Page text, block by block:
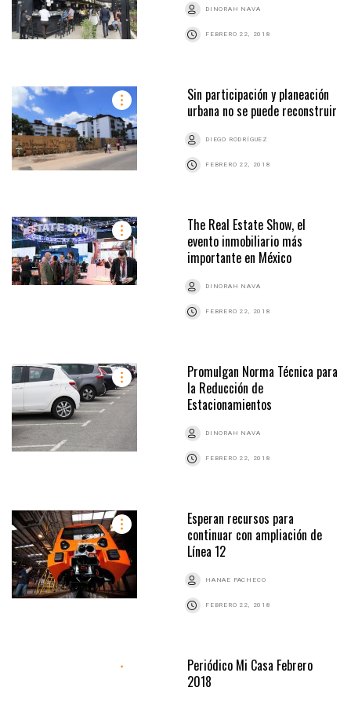
DINORAH NAVA
FEBRERO 22, 2018
Sin participación y planeación
urbana no se puede reconstruir
DIEGO RODRÍGUEZ
FEBRERO 22, 2018
The Real Estate Show, el
evento inmobiliario más
importante en México
DINORAH NAVA
FEBRERO 22, 2018
Promulgan Norma Técnica para
la Reducción de
Estacionamientos
DINORAH NAVA
FEBRERO 22, 2018
Esperan recursos para
continuar con ampliación de
Línea 12
HANAE PACHECO
FEBRERO 22, 2018
Periódico Mi Casa Febrero
2018